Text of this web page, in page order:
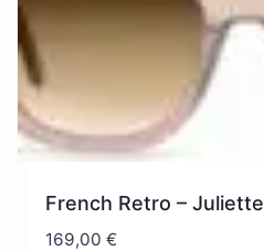
French Retro – Juliette
169,00€